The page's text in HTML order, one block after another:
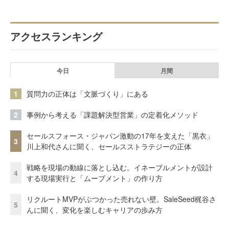
アクセスランキング
今日 月間
1 質問力の正体は「文脈づくり」にある
2 事例から考える「課題解決型営業」の定着化メソッド
3
セールスフォース・ジャパン激動の17年を支えた「黒衣」
川上和代さんに聞く、セールスストラテジーの正体
4
戦略を現場の動線に落とし込む。イネーブルメントが設計
する現場実行と「ムーブメント」の作り方
5
リクルートMVPがぶつかった売れない壁。SaleSeed梶谷さ
んに聞く、変化を楽しむキャリアの歩み方